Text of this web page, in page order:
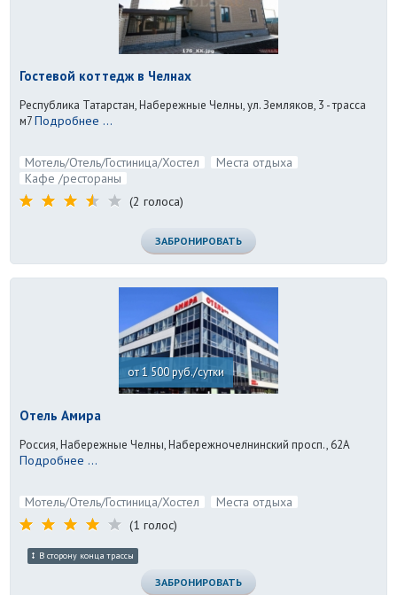
Гостевой коттедж в Челнах
Республика Татарстан, Набережные Челны, ул. Земляков, 3 - трасса
м7Подробнее ...
Мотель/Отель/Гостиница/Хостел
Места отдыха
Кафе /рестораны
(2 голоса)
ЗАБРОНИРОВАТЬ
от 1 500 руб./сутки
Отель Амира
Россия, Набережные Челны, Набережночелнинский просп., 62А
Подробнее ...
Мотель/Отель/Гостиница/Хостел
Места отдыха
(1 голос)
В сторону конца трассы
ЗАБРОНИРОВАТЬ